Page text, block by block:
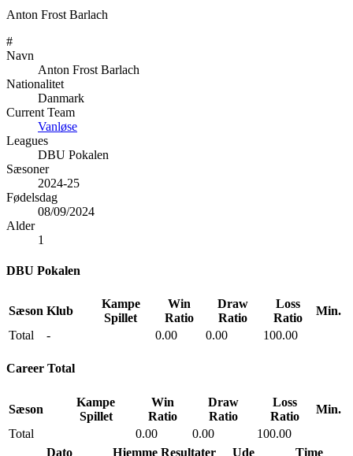
Anton Frost Barlach
#
Navn
Anton Frost Barlach
Nationalitet
Danmark
Current Team
Vanløse
Leagues
DBU Pokalen
Sæsoner
2024-25
Fødelsdag
08/09/2024
Alder
1
DBU Pokalen
Sæson Klub
Kampe
Spillet
Win
Ratio
Draw
Ratio
Loss
Ratio
Min.
Total
- 0.00 0.00 100.00
Career Total
Sæson
Kampe
Spillet
Win
Ratio
Draw
Ratio
Loss
Ratio
Min.
Total
0.00 0.00
100.00
Dato
Hjemme Resultater Ude Time